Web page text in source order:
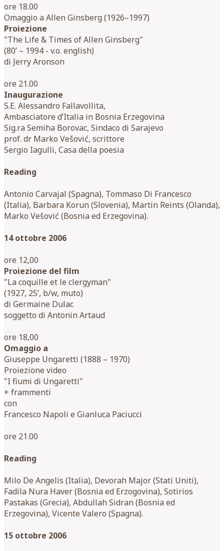
ore 18.00
Omaggio a Allen Ginsberg (1926–1997)
Proiezione
"The Life & Times of Allen Ginsberg"
(80’ – 1994 - v.o. english)
di Jerry Aronson
ore 21.00
Inaugurazione
S.E. Alessandro Fallavollita,
Ambasciatore d’Italia in Bosnia Erzegovina
Sig.ra Semiha Borovac, Sindaco di Sarajevo
prof. dr Marko Vešović, scrittore
Sergio Iagulli, Casa della poesia
Reading
Antonio Carvajal (Spagna), Tommaso Di Francesco
(Italia), Barbara Korun (Slovenia), Martin Reints (Olanda),
Marko Vešović (Bosnia ed Erzegovina).
14 ottobre 2006
ore 12,00
Proiezione del film
"La coquille et le clergyman"
(1927, 25’, b/w, muto)
di Germaine Dulac
soggetto di Antonin Artaud
ore 18,00
Omaggio a
Giuseppe Ungaretti (1888 – 1970)
Proiezione video
"I fiumi di Ungaretti"
+ frammenti
con
Francesco Napoli e Gianluca Paciucci
ore 21.00
Reading
Milo De Angelis (Italia), Devorah Major (Stati Uniti),
Fadila Nura Haver (Bosnia ed Erzogovina), Sotirios
Pastakas (Grecia), Abdullah Sidran (Bosnia ed
Erzegovina), Vicente Valero (Spagna).
15 ottobre 2006